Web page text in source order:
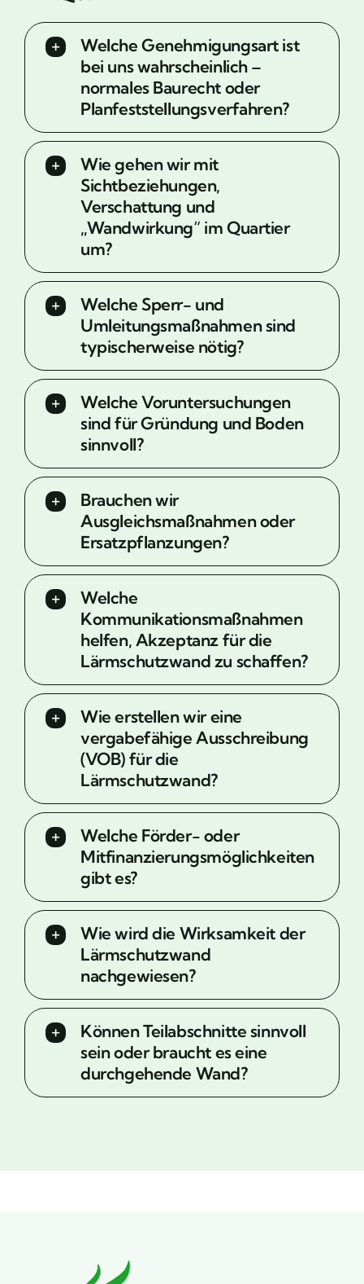
Welche Genehmigungsart ist
bei uns wahrscheinlich –
normales Baurecht oder
Planfeststellungsverfahren?
Wie gehen wir mit
Sichtbeziehungen,
Verschattung und
„Wandwirkung“ im Quartier
um?
Welche Sperr- und
Umleitungsmaßnahmen sind
typischerweise nötig?
Welche Voruntersuchungen
sind für Gründung und Boden
sinnvoll?
Brauchen wir
Ausgleichsmaßnahmen oder
Ersatzpflanzungen?
Welche
Kommunikationsmaßnahmen
helfen, Akzeptanz für die
Lärmschutzwand zu schaffen?
Wie erstellen wir eine
vergabefähige Ausschreibung
(VOB) für die
Lärmschutzwand?
Welche Förder- oder
Mitfinanzierungsmöglichkeiten
gibt es?
Wie wird die Wirksamkeit der
Lärmschutzwand
nachgewiesen?
Können Teilabschnitte sinnvoll
sein oder braucht es eine
durchgehende Wand?